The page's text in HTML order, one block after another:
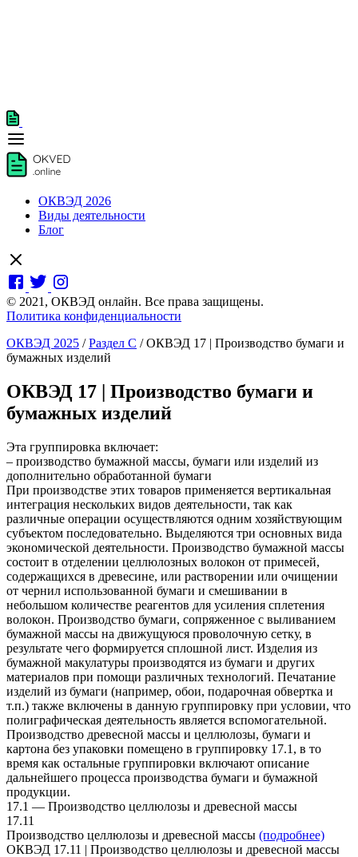
ОКВЭД 2026
Виды деятельности
Блог
© 2021, ОКВЭД онлайн. Все права защищены.
Политика конфиденциальности
ОКВЭД 2025 /Раздел C /ОКВЭД 17 | Производство бумаги и
бумажных изделий
ОКВЭД 17 | Производство бумаги и
бумажных изделий
Эта группировка включает:
– производство бумажной массы, бумаги или изделий из
дополнительно обработанной бумаги
При производстве этих товаров применяется вертикальная
интеграция нескольких видов деятельности, так как
различные операции осуществляются одним хозяйствующим
субъектом последовательно. Выделяются три основных вида
экономической деятельности. Производство бумажной массы
состоит в отделении целлюлозных волокон от примесей,
содержащихся в древесине, или растворении или очищении
от чернил использованной бумаги и смешивании в
небольшом количестве реагентов для усиления сплетения
волокон. Производство бумаги, сопряженное с выливанием
бумажной массы на движущуюся проволочную сетку, в
результате чего формируется сплошной лист. Изделия из
бумажной макулатуры производятся из бумаги и других
материалов при помощи различных технологий. Печатание
изделий из бумаги (например, обои, подарочная обвертка и
т.п.) также включены в данную группировку при условии, что
полиграфическая деятельность является вспомогательной.
Производство древесной массы и целлюлозы, бумаги и
картона без упаковки помещено в группировку 17.1, в то
время как остальные группировки включают описание
дальнейшего процесса производства бумаги и бумажной
продукции.
17.1 — Производство целлюлозы и древесной массы
17.11
Производство целлюлозы и древесной массы (подробнее)
ОКВЭД 17.11 | Производство целлюлозы и древесной массы